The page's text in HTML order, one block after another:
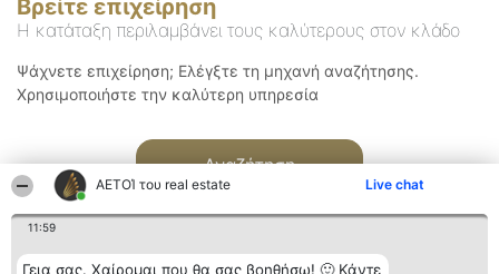
ΑΕΤΟΊ του real estate Live chat
11:59
Γεια σας. Χαίρομαι που θα σας βοηθήσω! 🙂 Κάντε
Βρείτε επιχείρηση
Η κατάταξη περιλαμβάνει τους καλύτερους στον κλάδο
Ψάχνετε επιχείρηση; Ελέγξτε τη μηχανή αναζήτησης.
Χρησιμοποιήστε την καλύτερη υπηρεσία
Αναζήτηση